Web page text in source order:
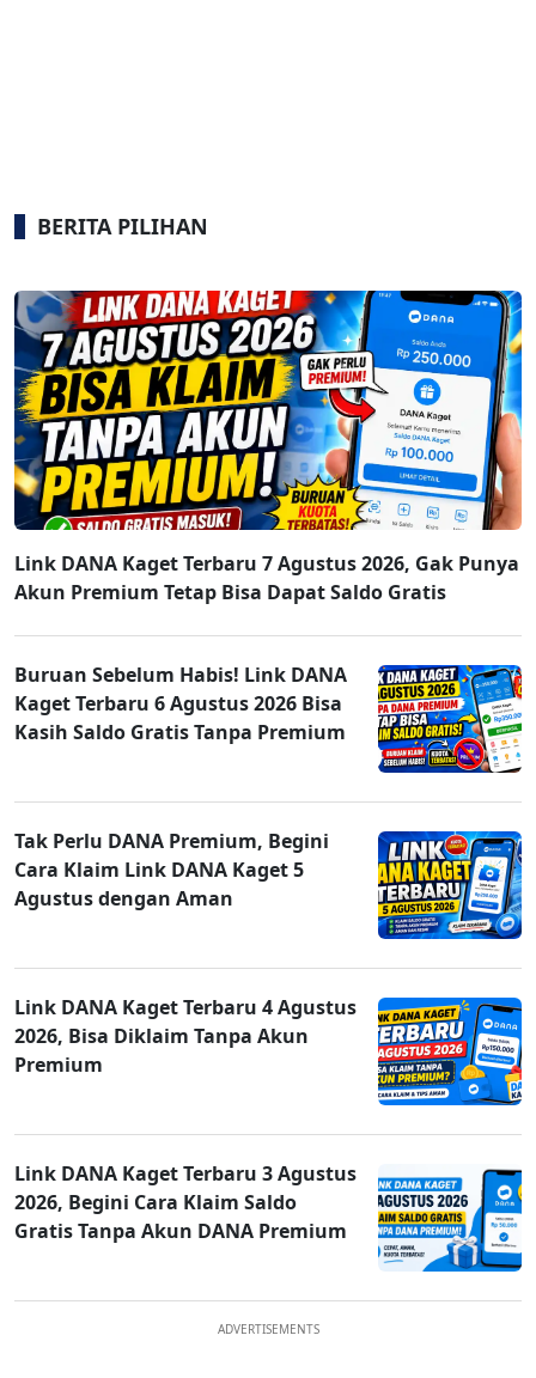
BERITA PILIHAN
Link DANA Kaget Terbaru 7 Agustus 2026, Gak Punya
Akun Premium Tetap Bisa Dapat Saldo Gratis
Buruan Sebelum Habis! Link DANA
Kaget Terbaru 6 Agustus 2026 Bisa
Kasih Saldo Gratis Tanpa Premium
Tak Perlu DANA Premium, Begini
Cara Klaim Link DANA Kaget 5
Agustus dengan Aman
Link DANA Kaget Terbaru 4 Agustus
2026, Bisa Diklaim Tanpa Akun
Premium
Link DANA Kaget Terbaru 3 Agustus
2026, Begini Cara Klaim Saldo
Gratis Tanpa Akun DANA Premium
ADVERTISEMENTS